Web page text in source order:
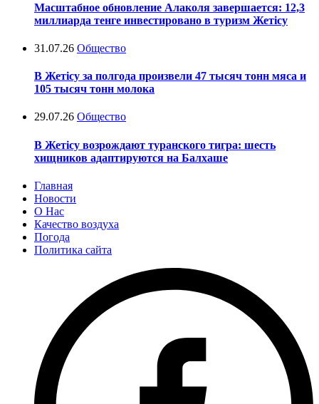
Масштабное обновление Алаколя завершается: 12,3
миллиарда тенге инвестировано в туризм Жетісу
31.07.26 Общество
В Жетісу за полгода произвели 47 тысяч тонн мяса и
105 тысяч тонн молока
29.07.26 Общество
В Жетісу возрождают туранского тигра: шесть
хищников адаптируются на Балхаше
Главная
Новости
О Нас
Качество воздуха
Погода
Политика сайта